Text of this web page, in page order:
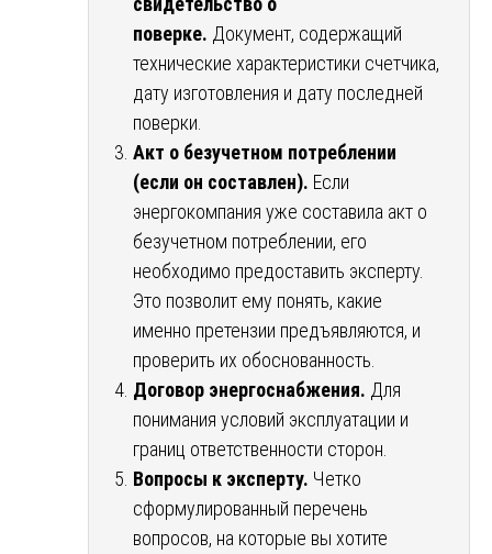
поверке. Документ, содержащий
технические характеристики счетчика,
дату изготовления и дату последней
поверки.
Акт о безучетном потреблении
(если он составлен). Если
энергокомпания уже составила акт о
безучетном потреблении, его
необходимо предоставить эксперту.
Это позволит ему понять, какие
именно претензии предъявляются, и
проверить их обоснованность.
Договор энергоснабжения. Для
понимания условий эксплуатации и
границ ответственности сторон.
Вопросы к эксперту. Четко
сформулированный перечень
вопросов, на которые вы хотите